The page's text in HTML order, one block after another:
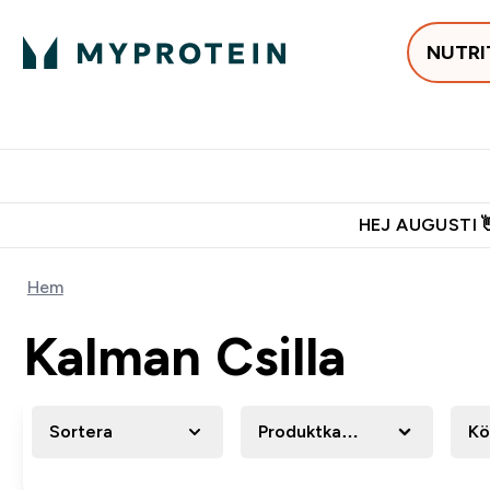
HEJ AUGUSTI
Hem
Kalman Csilla
Sortera Produktkategori